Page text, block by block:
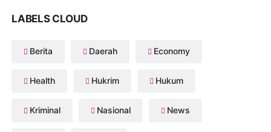
LABELS CLOUD
Berita Daerah Economy
Health Hukrim Hukum
Kriminal Nasional News